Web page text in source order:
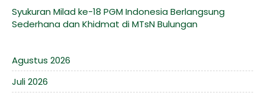
Syukuran Milad ke-18 PGM Indonesia Berlangsung
Sederhana dan Khidmat di MTsN Bulungan
Agustus 2026
Juli 2026